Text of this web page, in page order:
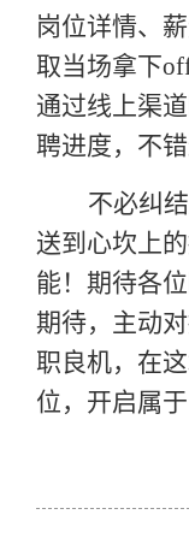
岗位详情、
取当场拿下
通过线上渠
聘进度，不
不必纠
送到心坎上
能！期待各
期待，主动
职良机，在
位，开启属